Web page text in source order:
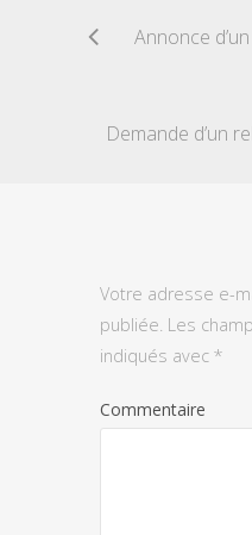
Votre adresse e-
publiée. Les
indiqués avec *
Commentaire